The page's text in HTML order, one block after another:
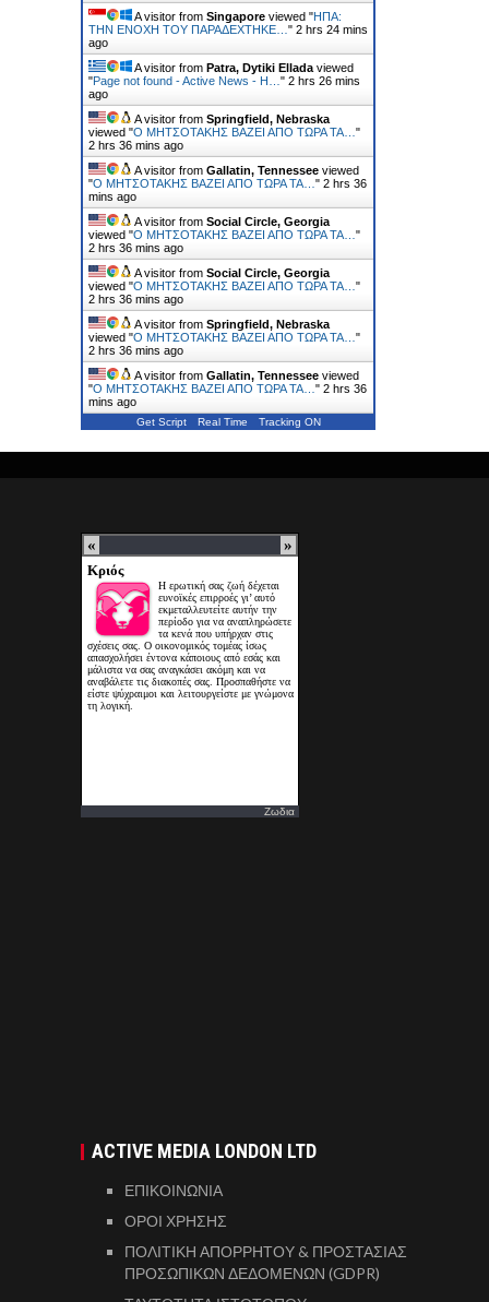
A visitor from Singapore viewed "ΗΠΑ:
ΤΗΝ ΕΝΟΧH ΤΟΥ ΠΑΡΑΔEΧΤΗΚΕ… " 2 hrs 24 mins
ago
A visitor from Patra, Dytiki Ellada viewed
"Page not found - Active News - Η… " 2 hrs 26 mins
ago
A visitor from Springfield, Nebraska
viewed "Ο ΜΗΤΣΟΤΑΚΗΣ ΒΑΖΕΙ ΑΠΟ ΤΩΡΑ ΤΑ… "
2 hrs 36 mins ago
A visitor from Gallatin, Tennessee viewed
"Ο ΜΗΤΣΟΤΑΚΗΣ ΒΑΖΕΙ ΑΠΟ ΤΩΡΑ ΤΑ… " 2 hrs 36
mins ago
A visitor from Social Circle, Georgia
viewed "Ο ΜΗΤΣΟΤΑΚΗΣ ΒΑΖΕΙ ΑΠΟ ΤΩΡΑ ΤΑ… "
2 hrs 36 mins ago
A visitor from Social Circle, Georgia
viewed "Ο ΜΗΤΣΟΤΑΚΗΣ ΒΑΖΕΙ ΑΠΟ ΤΩΡΑ ΤΑ… "
2 hrs 36 mins ago
A visitor from Springfield, Nebraska
viewed "Ο ΜΗΤΣΟΤΑΚΗΣ ΒΑΖΕΙ ΑΠΟ ΤΩΡΑ ΤΑ… "
2 hrs 36 mins ago
A visitor from Gallatin, Tennessee viewed
"Ο ΜΗΤΣΟΤΑΚΗΣ ΒΑΖΕΙ ΑΠΟ ΤΩΡΑ ΤΑ… " 2 hrs 36
mins ago
Get Script Real Time Tracking ON
Ζωδια
ACTIVE MEDIA LONDON LTD
ΕΠΙΚΟΙΝΩΝΙΑ
ΟΡΟΙ ΧΡΗΣΗΣ
ΠΟΛΙΤΙΚΗ ΑΠΟΡΡΗΤΟΥ & ΠΡΟΣΤΑΣΙΑΣ
ΠΡΟΣΩΠΙΚΩΝ ΔΕΔΟΜΕΝΩΝ (GDPR)